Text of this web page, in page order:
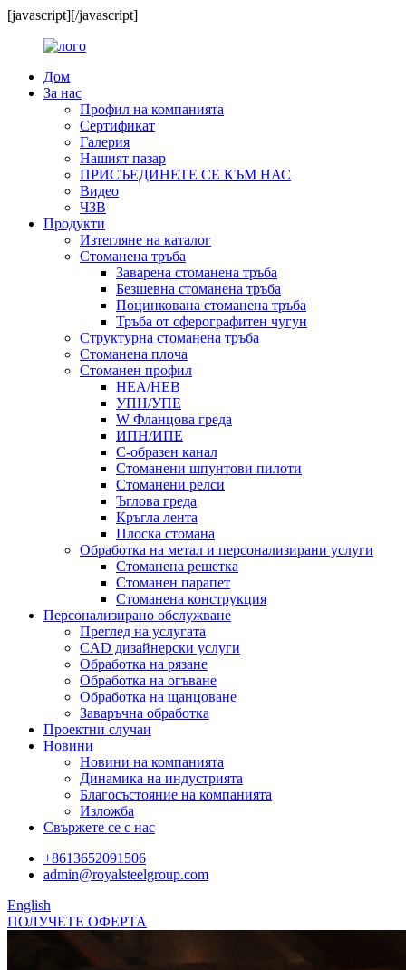
[javascript][/javascript]
Дом
За нас
Профил на компанията
Сертификат
Галерия
Нашият пазар
ПРИСЪЕДИНЕТЕ СЕ КЪМ НАС
Видео
ЧЗВ
Продукти
Изтегляне на каталог
Стоманена тръба
Заварена стоманена тръба
Безшевна стоманена тръба
Поцинкована стоманена тръба
Тръба от сферографитен чугун
Структурна стоманена тръба
Стоманена плоча
Стоманен профил
HEA/HEB
УПН/УПЕ
W Фланцова греда
ИПН/ИПЕ
C-образен канал
Стоманени шпунтови пилоти
Стоманени релси
Ъглова греда
Кръгла лента
Плоска стомана
Обработка на метал и персонализирани услуги
Стоманена решетка
Стоманен парапет
Стоманена конструкция
Персонализирано обслужване
Преглед на услугата
CAD дизайнерски услуги
Обработка на рязане
Обработка на огъване
Обработка на щанцоване
Заваръчна обработка
Проектни случаи
Новини
Новини на компанията
Динамика на индустрията
Благосъстояние на компанията
Изложба
Свържете се с нас
+8613652091506
admin@royalsteelgroup.com
English
ПОЛУЧЕТЕ ОФЕРТА